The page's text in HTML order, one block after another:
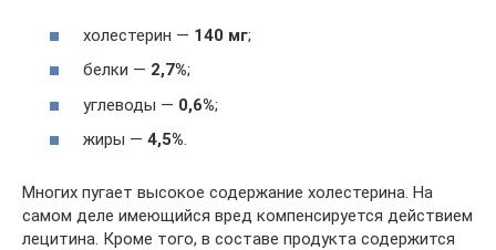
холестерин — 140 мг;
белки — 2,7%;
углеводы — 0,6%;
жиры — 4,5%.
Многих пугает высокое содержание холестерина. На
самом деле имеющийся вред компенсируется действием
лецитина. Кроме того, в составе продукта содержится